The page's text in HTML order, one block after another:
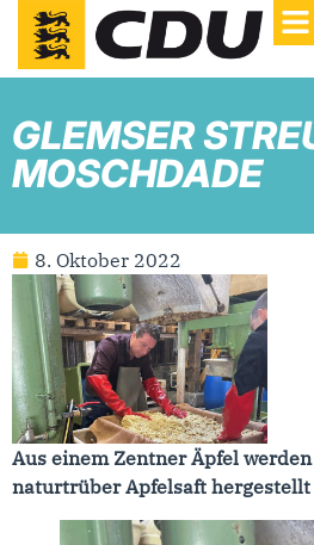
GLEMSER
MOSCHDADE
8. Oktober 2022
Aus einem Zentner Äpfel
naturtrüber Apfelsaft hergestellt